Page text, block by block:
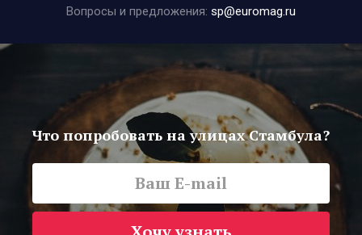
Вопросы и предложения: sp@euromag.ru
Что попробовать на улицах Стамбула?